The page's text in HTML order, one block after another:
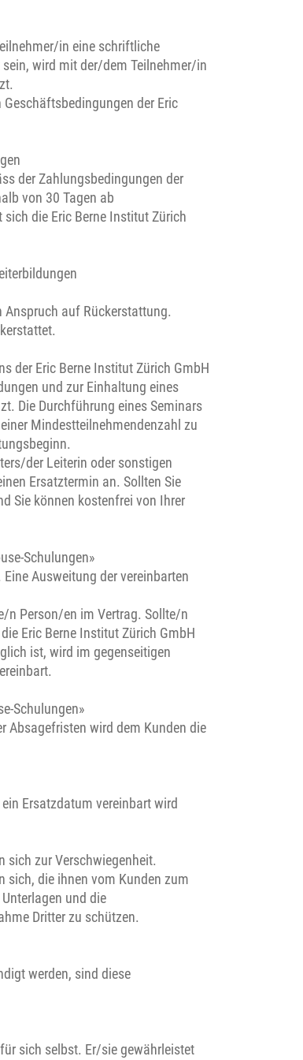
in eine schriftliche
wird mit der/dem Teilnehmer/in
der Eric
der Zahlungsbedingungen der
von 30 Tagen ab
die Eric Berne Institut Zürich
auf Rückerstattung.
der Eric Berne Institut Zürich GmbH
und zur Einhaltung eines
Die Durchführung eines Seminars
Mindestteilnehmendenzahl zu
der Leiterin oder sonstigen
Ersatztermin an. Sollten Sie
Sie können kostenfrei von Ihrer
Schulungen»
Ausweitung der vereinbarten
n Person/en im Vertrag. Sollte/n
Eric Berne Institut Zürich GmbH
ist, wird im gegenseitigen
Schulungen»
wird dem Kunden die
Ersatzdatum vereinbart wird
sich zur Verschwiegenheit.
sich, die ihnen vom Kunden zum
und die
Dritter zu schützen.
werden, sind diese
sich selbst. Er/sie gewährleistet